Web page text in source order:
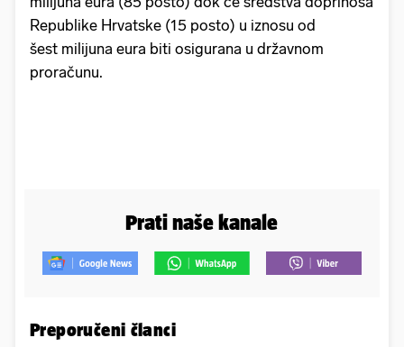
Republike Hrvatske (15 posto) u iznosu od
šest milijuna eura biti osigurana u državnom
proračunu.
Prati naše kanale
Preporučeni članci